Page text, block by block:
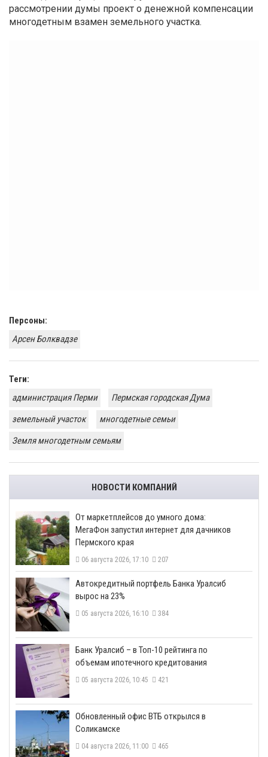
рассмотрении думы проект о денежной компенсации
многодетным взамен земельного участка.
Персоны:
Арсен Болквадзе
Теги:
администрация Перми
Пермская городская Дума
земельный участок
многодетные семьи
Земля многодетным семьям
НОВОСТИ КОМПАНИЙ
От маркетплейсов до умного дома:
МегаФон запустил интернет для дачников
Пермского края
06 августа 2026, 17:10 207
​Автокредитный портфель Банка Уралсиб
вырос на 23%
05 августа 2026, 16:10 384
​Банк Уралсиб – в Топ-10 рейтинга по
объемам ипотечного кредитования
05 августа 2026, 10:45 421
​Обновленный офис ВТБ открылся в
Соликамске
04 августа 2026, 11:00 465